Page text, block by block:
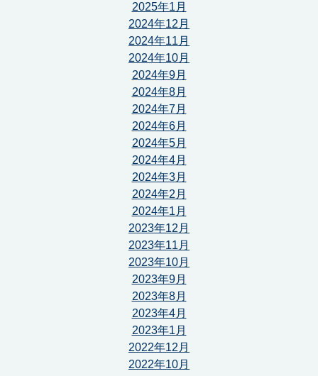
2025年1月
2024年12月
2024年11月
2024年10月
2024年9月
2024年8月
2024年7月
2024年6月
2024年5月
2024年4月
2024年3月
2024年2月
2024年1月
2023年12月
2023年11月
2023年10月
2023年9月
2023年8月
2023年4月
2023年1月
2022年12月
2022年10月